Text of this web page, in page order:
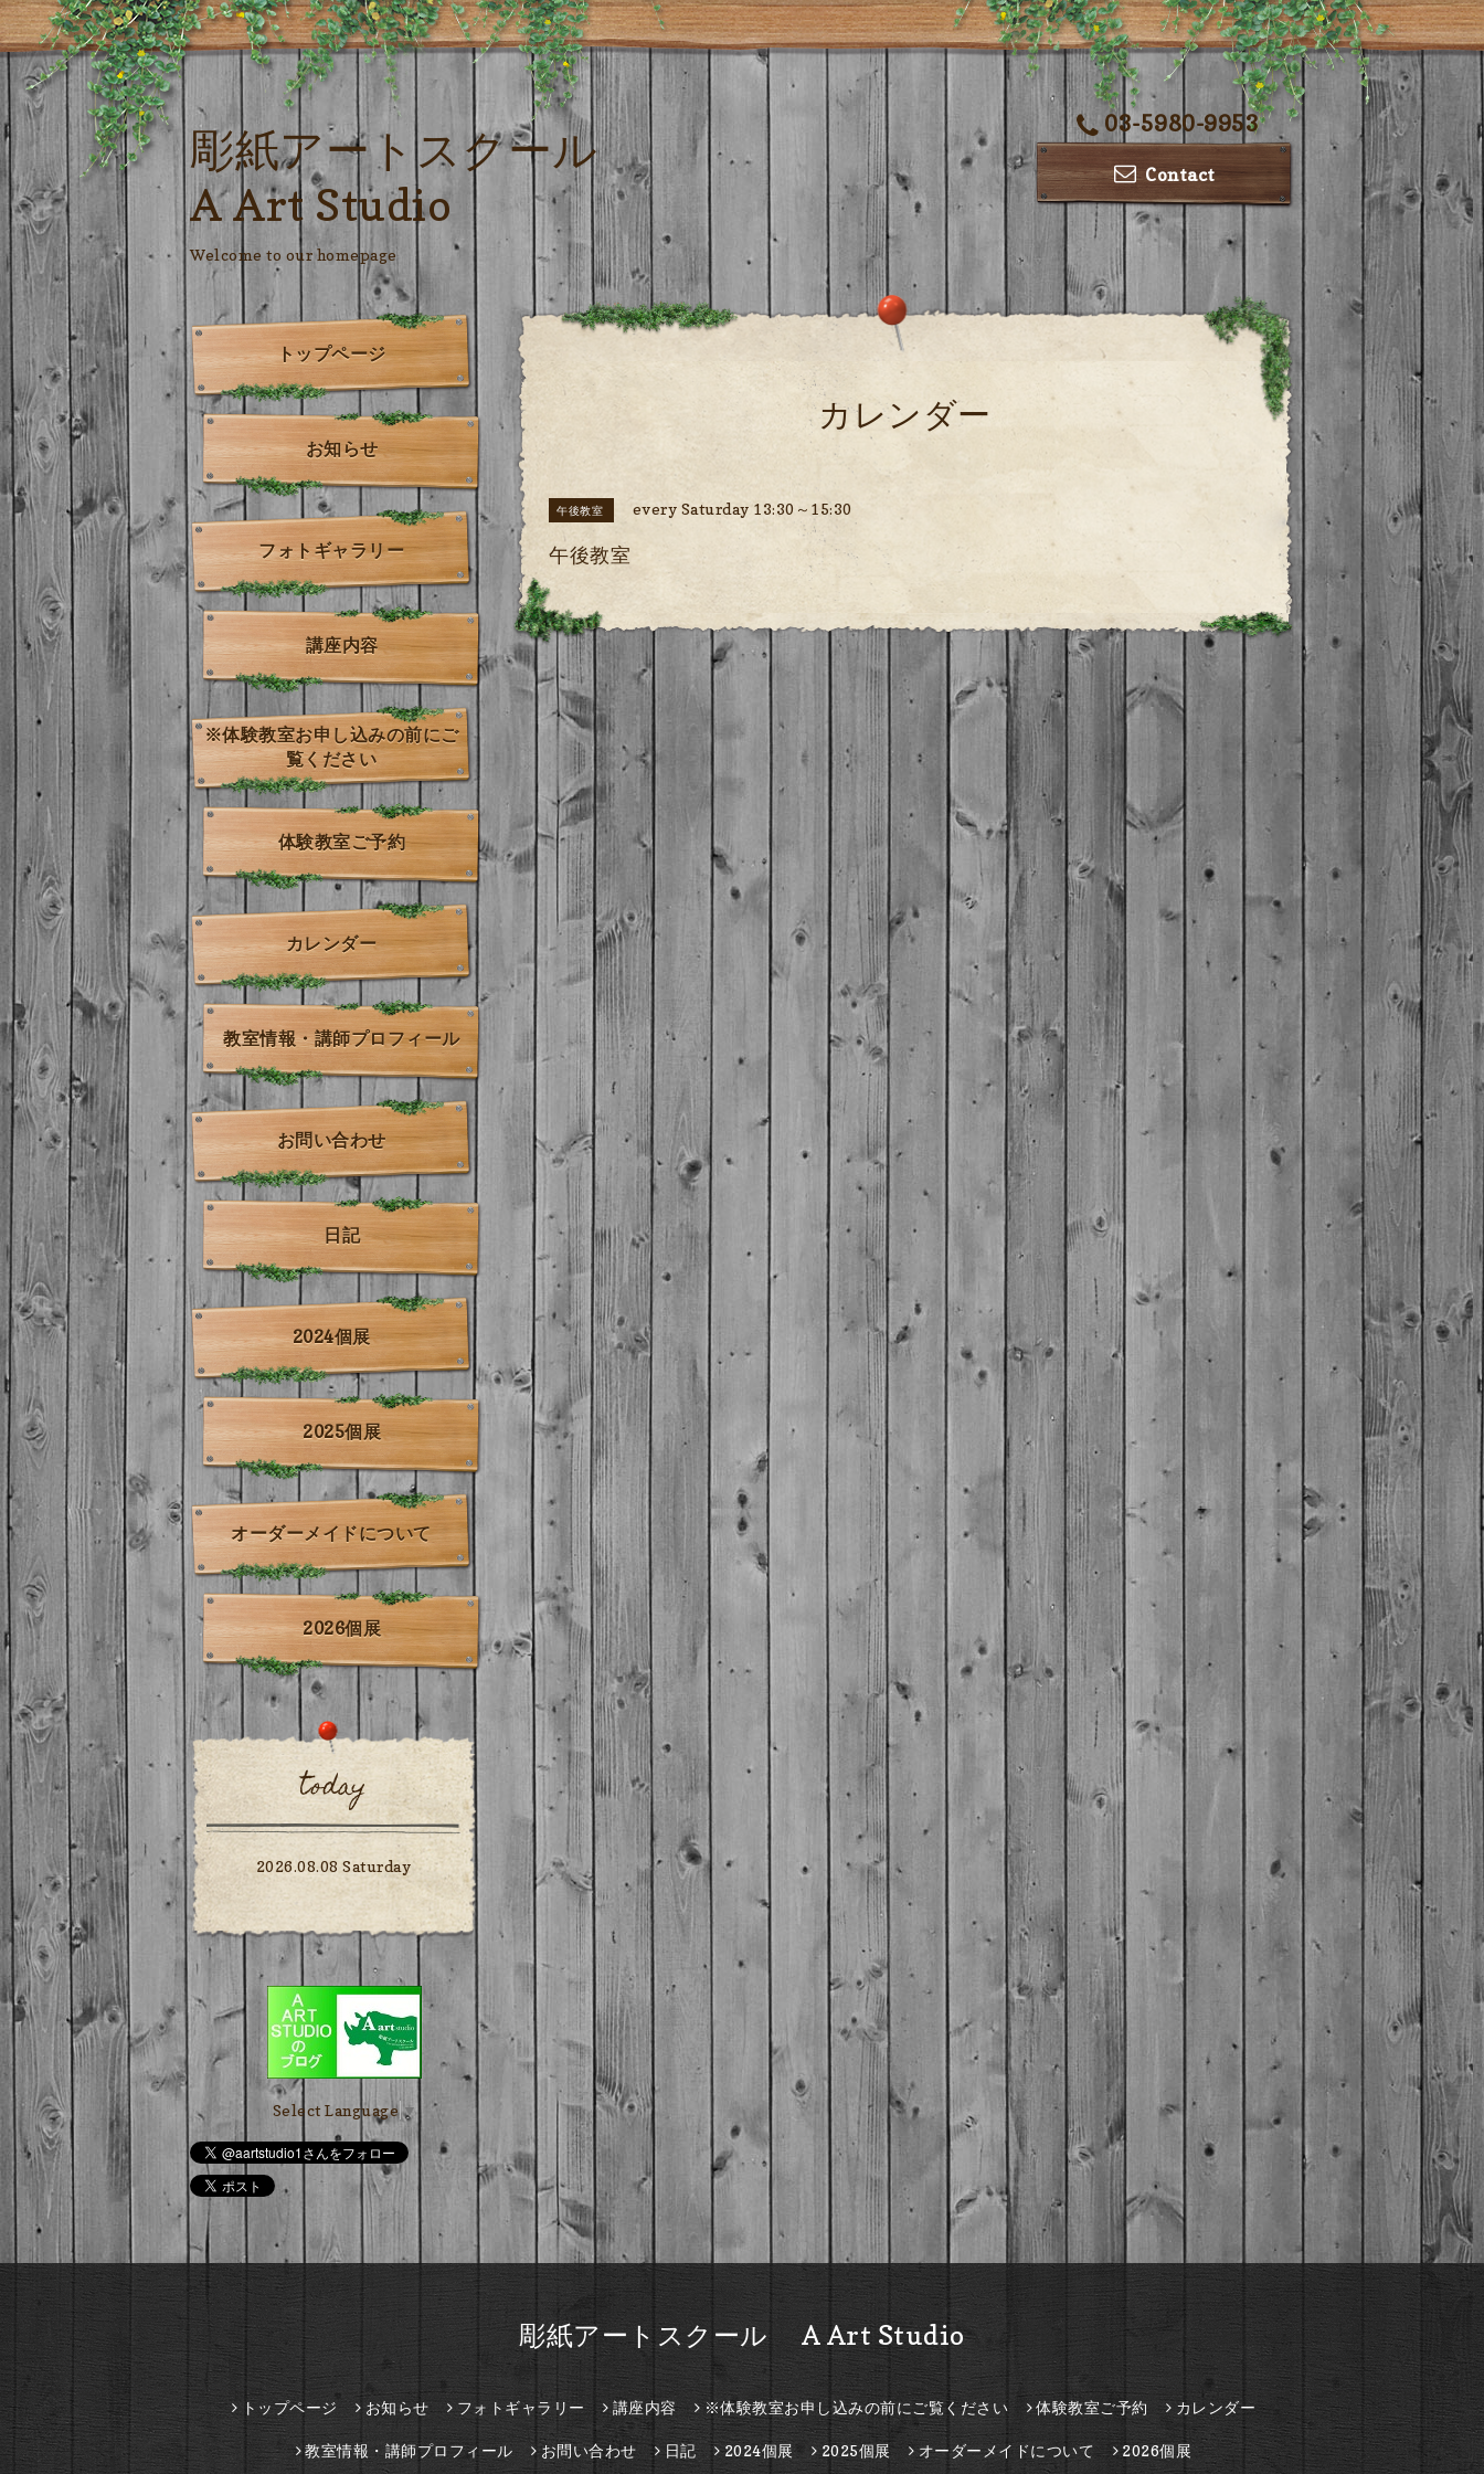
03-5980-9953
Contact
彫紙アートスクール
A Art Studio
Welcome to our homepage
カレンダー
午後教室 every Saturday 13:30～15:30
午後教室
トップページ
お知らせ
フォトギャラリー
講座内容
※体験教室お申し込みの前にご
覧ください
体験教室ご予約
カレンダー
教室情報・講師プロフィール
お問い合わせ
日記
2024個展
2025個展
オーダーメイドについて
2026個展
today
2026.08.08 Saturday
Select Language▼
彫紙アートスクール A Art Studio
トップページ お知らせ フォトギャラリー 講座内容 ※体験教室お申し込みの前にご覧ください 体験教室ご予約 カレンダー
教室情報・講師プロフィール お問い合わせ 日記 2024個展 2025個展 オーダーメイドについて 2026個展